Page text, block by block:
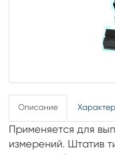
Описание
Применяется для
измерений. Штатив